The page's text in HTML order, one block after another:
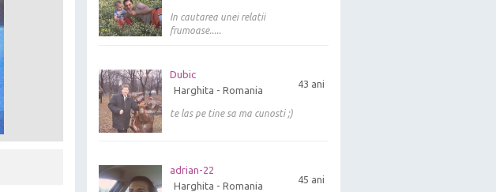
In cautarea unei relatii
frumoase.....
Dubic
43 ani
Harghita - Romania
te las pe tine sa ma cunosti ;)
adrian-22
45 ani
Harghita - Romania